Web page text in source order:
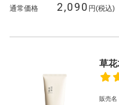
通常価格 2,090 円(税込)
草花
販売